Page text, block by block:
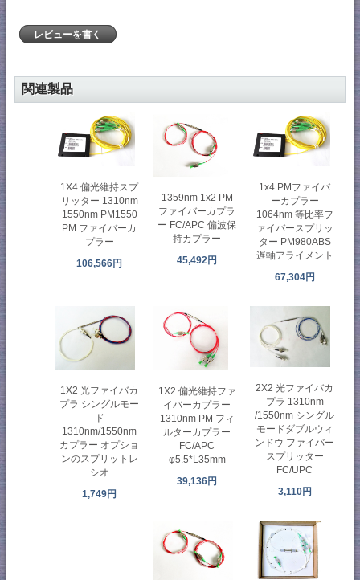
レビューを書く
関連製品
1X4 偏光維持スプ
リッター 1310nm
1550nm PM1550
PM ファイバーカ
プラー
106,566円
1359nm 1x2 PM
ファイバーカプラ
ー FC/APC 偏波保
持カプラー
45,492円
1x4 PMファイバ
ーカプラー
1064nm 等比率フ
ァイバースプリッ
ター PM980ABS
遅軸アライメント
67,304円
1X2 光ファイバカ
プラ シングルモー
ド
1310nm/1550nm
カプラー オプショ
ンのスプリットレ
シオ
1,749円
1X2 偏光維持ファ
イバーカプラー
1310nm PM フィ
ルターカプラー
FC/APC
φ5.5*L35mm
39,136円
2X2 光ファイバカ
プラ 1310nm
/1550nm シングル
モードダブルウィ
ンドウ ファイバー
スプリッター
FC/UPC
3,110円